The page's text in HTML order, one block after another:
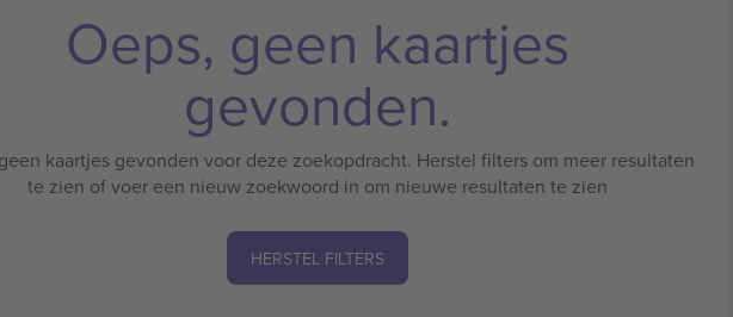
Oeps, geen kaartjes
gevonden.
kaartjes gevonden voor deze zoekopdracht. Herstel filters om meer resultaten
te zien of voer een nieuw zoekwoord in om nieuwe resultaten te zien
HERSTEL FILTERS